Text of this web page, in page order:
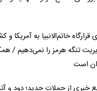
خاتم‌الانبیا به آمریکا و
تنگه هرمز را نمی‌دهیم /
است
خبری از حملات جدید؛ دود